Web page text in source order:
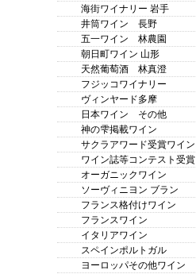
海街ワイナリー 岩手
井筒ワイン 長野
五一ワイン 林農園
朝日町ワイン 山形
天然葡萄酒 林真澄
フジッコワイナリー
ヴィンヤード多摩
日本ワイン その他
神の雫掲載ワイン
サクラアワード受賞ワイン
ワイン誌等コンテスト受賞
オーガニックワイン
ソーヴィニヨン ブラン
フランス格付けワイン
フランスワイン
イタリアワイン
スペインポルトガル
ヨーロッパその他ワイン